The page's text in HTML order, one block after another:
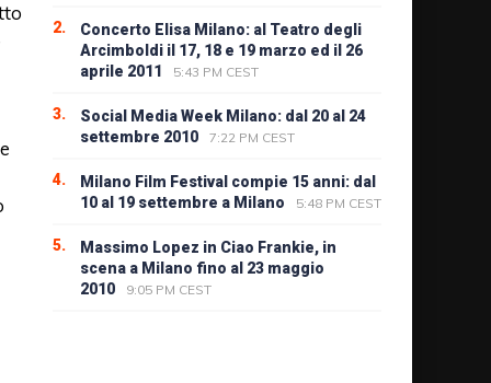
2.
Concerto Elisa Milano: al Teatro degli
Arcimboldi il 17, 18 e 19 marzo ed il 26
aprile 2011
5:43 PM CEST
3.
Social Media Week Milano: dal 20 al 24
settembre 2010
7:22 PM CEST
4.
Milano Film Festival compie 15 anni: dal
10 al 19 settembre a Milano
5:48 PM CEST
5.
Massimo Lopez in Ciao Frankie, in
scena a Milano fino al 23 maggio
2010
9:05 PM CEST